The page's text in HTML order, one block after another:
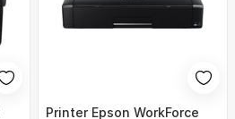
Printer Epson WorkForce